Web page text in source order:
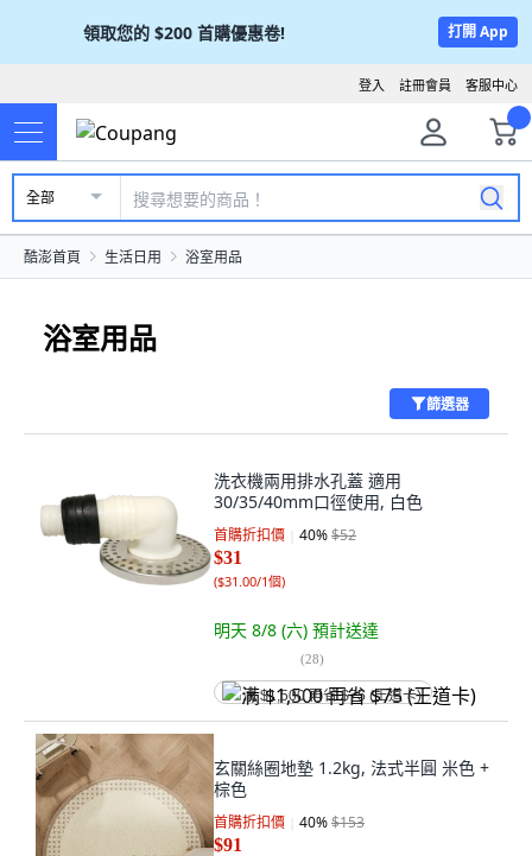
領取您的 $200 首購優惠卷! 打開 App
客服中心
註冊會員
登入
全部
酷澎首頁 生活日用 浴室用品
浴室用品
篩選器
洗衣機兩用排水孔蓋 適用
30/35/40mm口徑使用, 白色
首購折扣價 40%$52
$31
($31.00/1個)
明天 8/8 (六) 預計送達
(28)
满 $1,500 再省 $75 (王道卡)
玄關絲圈地墊 1.2kg, 法式半圓 米色 +
棕色
首購折扣價 40%$153
$91